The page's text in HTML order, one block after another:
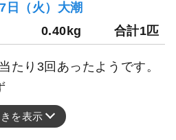
日（火）大潮
0.40kg 合計1匹
たり3回あったようです。
を表示